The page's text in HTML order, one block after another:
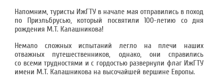
Напомним, туристы ИжГТУ в начале мая отправились в поход
по Приэльбрусью, который посвятили 100-летию со дня
рождения М.Т. Калашникова!
Немало сложных испытаний легло на плечи наших
отважных путешественников, однако, они справились
со всеми трудностями и с гордостью развернули флаг ИжГТУ
имени М.Т. Калашникова на высочайшей вершине Европы.